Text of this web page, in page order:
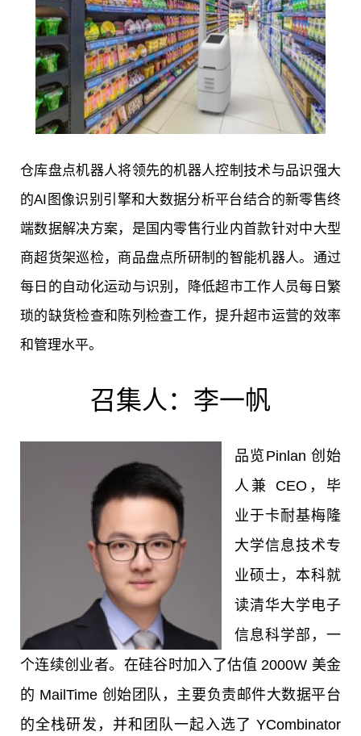
仓库盘点机器人将领先的机器人控制技术与品识强大
的AI图像识别引擎和大数据分析平台结合的新零售终
端数据解决方案，是国内零售行业内首款针对中大型
商超货架巡检，商品盘点所研制的智能机器人。通过
每日的自动化运动与识别，降低超市工作人员每日繁
琐的缺货检查和陈列检查工作，提升超市运营的效率
和管理水平。
召集人：李一帆
品览Pinlan 创始
人兼 CEO，毕
业于卡耐基梅隆
大学信息技术专
业硕士，本科就
读清华大学电子
信息科学部，一
个连续创业者。在硅谷时加入了估值 2000W 美金
的 MailTime 创始团队，主要负责邮件大数据平台
的全栈研发，并和团队一起入选了 YCombinator